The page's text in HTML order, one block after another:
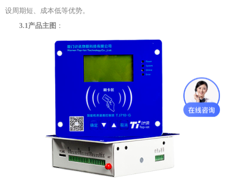
设周期短、成本低等优势。
3.1产品主图 ：